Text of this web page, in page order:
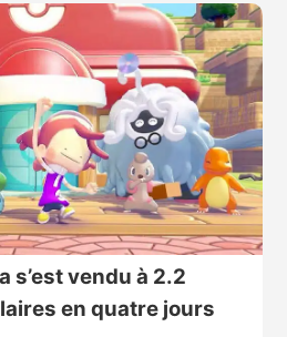
s’est vendu à 2.2
en quatre jours